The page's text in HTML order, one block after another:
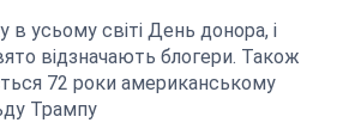
в усьому світі День донора, і
відзначають блогери. Також
72 роки американському
Трампу